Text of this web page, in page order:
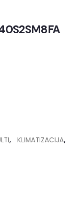
, KLIMATIZACIJA,